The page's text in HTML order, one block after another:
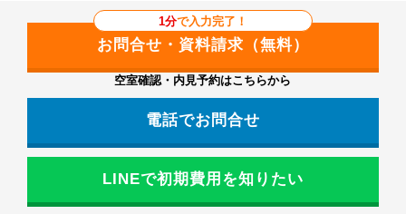
1分で入力完了！
空室確認・内見予約はこちらから
電話でお問合せ
LINEで初期費用を知りたい